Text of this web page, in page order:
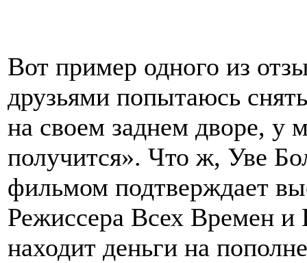
Вот пример одного из
друзьями попытаюсь
на своем заднем дворе, у
получится». Что ж, Уве
фильмом подтверждает
Режиссера Всех Времен и
находит деньги на